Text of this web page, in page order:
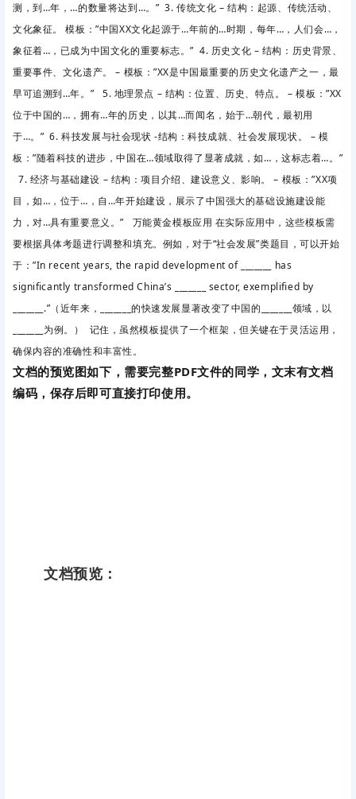
测，到…年，…的数量将达到…。” 3. 传统文化 – 结构：起源、传统活动、
文化象征。 模板：”中国XX文化起源于…年前的…时期，每年…，人们会…，
象征着…，已成为中国文化的重要标志。” 4. 历史文化 – 结构：历史背景、
重要事件、文化遗产。 – 模板：”XX是中国最重要的历史文化遗产之一，最
早可追溯到…年。” 5. 地理景点 – 结构：位置、历史、特点。 – 模板：”XX
位于中国的…，拥有…年的历史，以其…而闻名，始于…朝代，最初用
于…。” 6. 科技发展与社会现状 -结构：科技成就、社会发展现状。 – 模
板：”随着科技的进步，中国在…领域取得了显著成就，如…，这标志着…。”
7. 经济与基础建设 – 结构：项目介绍、建设意义、影响。 – 模板：”XX项
目，如…，位于…，自…年开始建设，展示了中国强大的基础设施建设能
力，对…具有重要意义。” 万能黄金模板应用 在实际应用中，这些模板需
要根据具体考题进行调整和填充。例如，对于“社会发展”类题目，可以开始
于：”In recent years, the rapid development of _______ has
significantly transformed China’s _______ sector, exemplified by
_______.”（近年来，_______的快速发展显著改变了中国的_______领域，以
_______为例。） 记住，虽然模板提供了一个框架，但关键在于灵活运用，
确保内容的准确性和丰富性。
文档的预览图如下，需要完整PDF文件的同学，文末有文档
编码，保存后即可直接打印使用。
文档预览：